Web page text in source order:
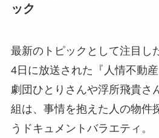
ック
最新のトピックとして注目し
4日に放送された『人情不動産
劇団ひとりさんや浮所飛貴さ
組は、事情を抱えた人の物件
うドキュメントバラエティ。